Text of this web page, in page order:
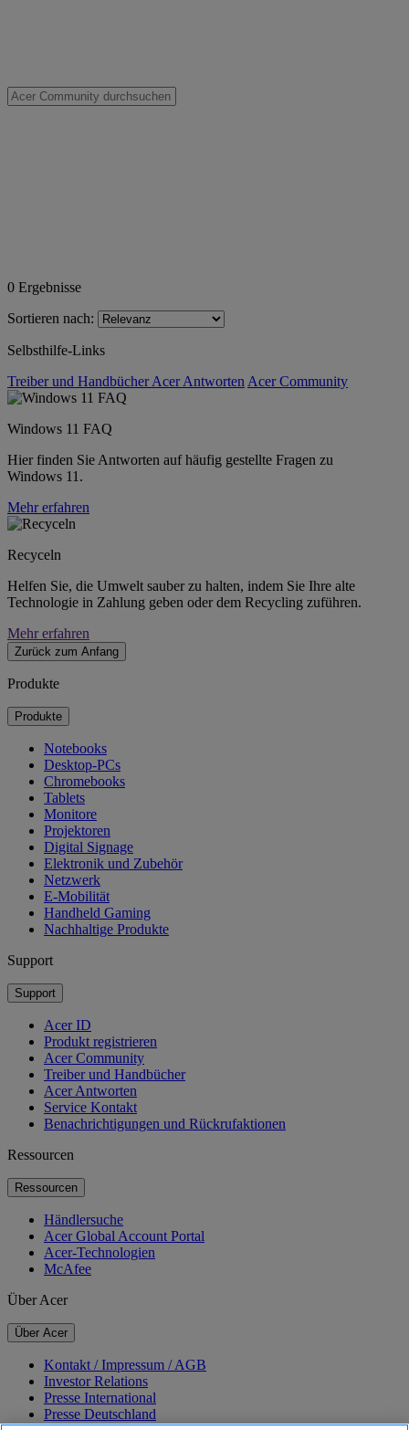
0 Ergebnisse
Sortieren nach:
Selbsthilfe-Links
Treiber und HandbücherAcer Antworten Acer Community
Windows 11 FAQ
Hier finden Sie Antworten auf häufig gestellte Fragen zu
Windows 11.
Mehr erfahren
Recyceln
Helfen Sie, die Umwelt sauber zu halten, indem Sie Ihre alte
Technologie in Zahlung geben oder dem Recycling zuführen.
Mehr erfahren
Zurück zum Anfang
Produkte
Produkte
Notebooks
Desktop-PCs
Chromebooks
Tablets
Monitore
Projektoren
Digital Signage
Elektronik und Zubehör
Netzwerk
E-Mobilität
Handheld Gaming
Nachhaltige Produkte
Support
Support
Acer ID
Produkt registrieren
Acer Community
Treiber und Handbücher
Acer Antworten
Service Kontakt
Benachrichtigungen und Rückrufaktionen
Ressourcen
Ressourcen
Händlersuche
Acer Global Account Portal
Acer-Technologien
McAfee
Über Acer
Über Acer
Kontakt / Impressum / AGB
Investor Relations
Presse International
Presse Deutschland